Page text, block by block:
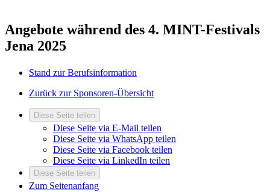
Angebote während des 4. MINT-Festivals
Jena 2025
Stand zur Berufsinformation
Zurück zur Sponsoren-Übersicht
Diese Seite teilen
Diese Seite via E-Mail teilen
Diese Seite via WhatsApp teilen
Diese Seite via Facebook teilen
Diese Seite via LinkedIn teilen
Diese Seite teilen
Zum Seitenanfang